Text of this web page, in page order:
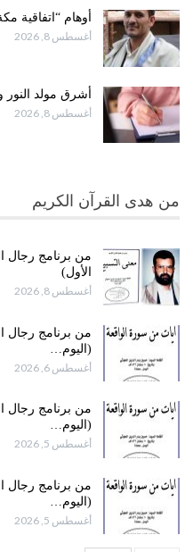
أوهام “اتفاقية
أغسطس 8, 2026
أشرق مولد النور
أغسطس 8, 2026
من هدى القرآن الكريم
من برنامج رجال
الأول)
أغسطس 8, 2026
من برنامج رجال
(اليوم…
أغسطس 6, 2026
من برنامج رجال
(اليوم…
أغسطس 5, 2026
من برنامج رجال
(اليوم…
أغسطس 5, 2026